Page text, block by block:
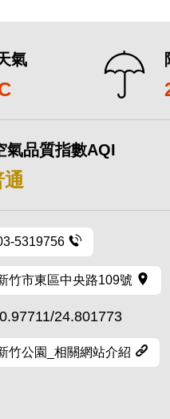
氣
氣品質指數AQI
5319756
竹市東區中央路109號
24.801773
竹公園_相關網站介紹